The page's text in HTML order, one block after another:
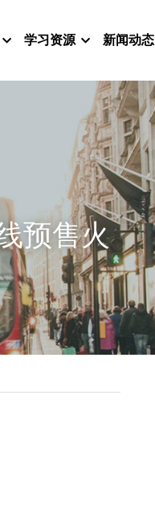
学习资源 新闻动态
预售火